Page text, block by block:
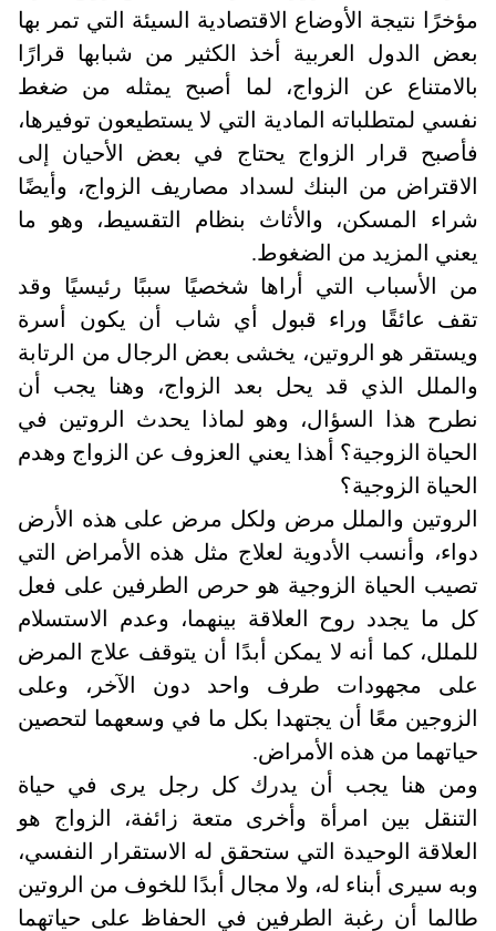
مؤخرًا نتيجة الأوضاع الاقتصادية السيئة التي تمر بها
بعض الدول العربية أخذ الكثير من شبابها قرارًا
بالامتناع عن الزواج، لما أصبح يمثله من ضغط
نفسي لمتطلباته المادية التي لا يستطيعون توفيرها،
فأصبح قرار الزواج يحتاج في بعض الأحيان إلى
الاقتراض من البنك لسداد مصاريف الزواج، وأيضًا
شراء المسكن، والأثاث بنظام التقسيط، وهو ما
يعني المزيد من الضغوط.
من الأسباب التي أراها شخصيًا سببًا رئيسيًا وقد
تقف عائقًا وراء قبول أي شاب أن يكون أسرة
ويستقر هو الروتين، يخشى بعض الرجال من الرتابة
والملل الذي قد يحل بعد الزواج، وهنا يجب أن
نطرح هذا السؤال، وهو لماذا يحدث الروتين في
الحياة الزوجية؟ أهذا يعني العزوف عن الزواج وهدم
الحياة الزوجية؟
الروتين والملل مرض ولكل مرض على هذه الأرض
دواء، وأنسب الأدوية لعلاج مثل هذه الأمراض التي
تصيب الحياة الزوجية هو حرص الطرفين على فعل
كل ما يجدد روح العلاقة بينهما، وعدم الاستسلام
للملل، كما أنه لا يمكن أبدًا أن يتوقف علاج المرض
على مجهودات طرف واحد دون الآخر، وعلى
الزوجين معًا أن يجتهدا بكل ما في وسعهما لتحصين
حياتهما من هذه الأمراض.
ومن هنا يجب أن يدرك كل رجل يرى في حياة
التنقل بين امرأة وأخرى متعة زائفة، الزواج هو
العلاقة الوحيدة التي ستحقق له الاستقرار النفسي،
وبه سيرى أبناء له، ولا مجال أبدًا للخوف من الروتين
طالما أن رغبة الطرفين في الحفاظ على حياتهما